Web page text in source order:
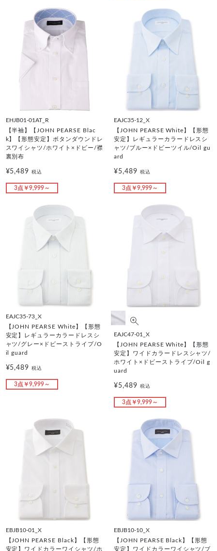
EHJB01-01AT_R
【半袖】【JOHN PEARSE Blac
k】【形態安定】ボタンダウンドレ
スワイシャツ/ホワイト×ドビー/襟
裏別布
¥5,489税込
3点￥9,999～
EAJC35-12_X
【JOHN PEARSE White】【形態
安定】レギュラーカラードレスシ
ャツ/ブルー×ドビーツイル/Oil gu
ard
¥5,489 税込
3点￥9,999～
EAJC35-73_X
【JOHN PEARSE White】【形態
安定】レギュラーカラードレスシ
ャツ/グレー×ドビーストライプ/O
il guard
¥5,489税込
3点￥9,999～
EAJC47-01_X
【JOHN PEARSE White】【形態
安定】ワイドカラードレスシャツ/
ホワイト×ドビーストライプ/Oil g
uard
¥5,489 税込
3点￥9,999～
EBJB10-01_X
【JOHN PEARSE Black】【形態
安定】ワイドカラーワイシャツ/ホ
EBJB10-10_X
【JOHN PEARSE Black】【形態
安定】ワイドカラーワイシャツ/ブ